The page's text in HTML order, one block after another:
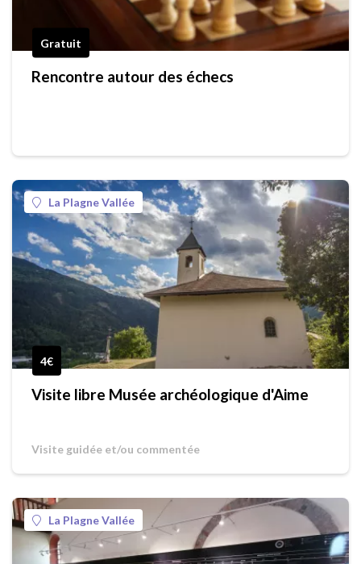
Gratuit
Rencontre autour des échecs
La Plagne Vallée
4€
Visite libre Musée archéologique d'Aime
Visite guidée et/ou commentée
La Plagne Vallée